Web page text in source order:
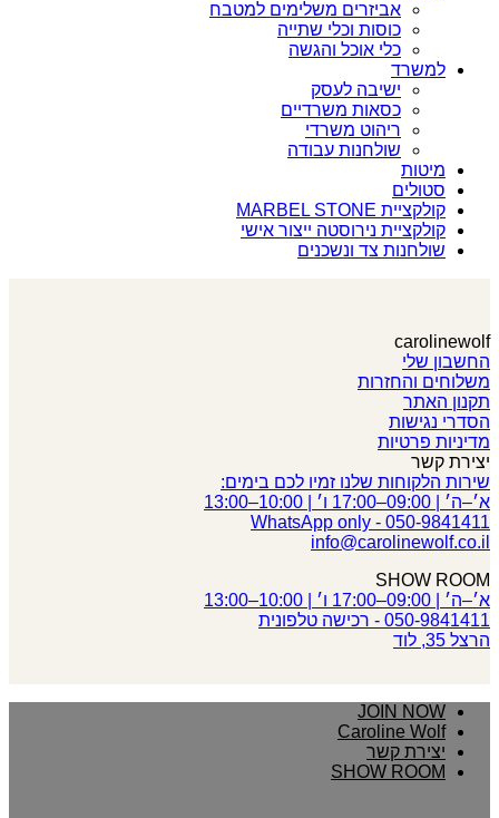
אביזרים משלימים למטבח
כוסות וכלי שתייה
כלי אוכל והגשה
למשרד
ישיבה לעסק
כסאות משרדיים
ריהוט משרדי
שולחנות עבודה
מיטות
סטולים
קולקציית MARBEL STONE
קולקציית נירוסטה ייצור אישי
שולחנות צד ונשכנים
carolinewolf
החשבון שלי
משלוחים והחזרות
תקנון האתר
הסדרי נגישות
מדיניות פרטיות
יצירת קשר
שירות הלקוחות שלנו זמיו לכם בימים:
א׳–ה׳ | 09:00–17:00 ו׳ | 10:00–13:00
050-9841411 - WhatsApp only
info@carolinewolf.co.il
SHOW ROOM
א׳–ה׳ | 09:00–17:00 ו׳ | 10:00–13:00
050-9841411 - רכישה טלפונית
הרצל 35, לוד
JOIN NOW
Caroline Wolf
יצירת קשר
SHOW ROOM